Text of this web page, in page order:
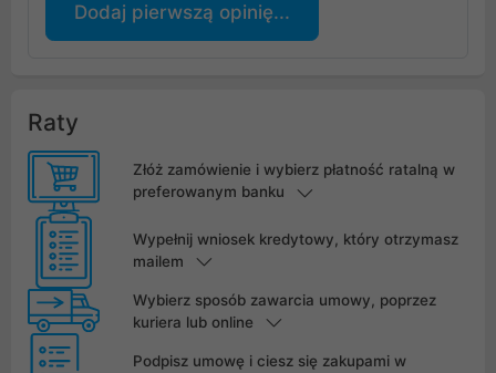
Dodaj pierwszą opinię...
Raty
Złóż zamówienie i wybierz płatność ratalną w
preferowanym banku
Wypełnij wniosek kredytowy, który otrzymasz
mailem
Wybierz sposób zawarcia umowy, poprzez
kuriera lub online
Podpisz umowę i ciesz się zakupami w